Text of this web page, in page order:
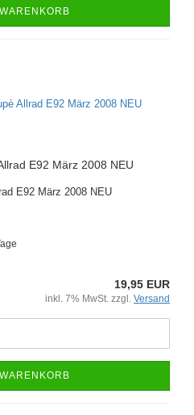
E92 März 2008 NEU
E92 März 2008 NEU
19,95 EUR
inkl. 7% MwSt. zzgl. Versand